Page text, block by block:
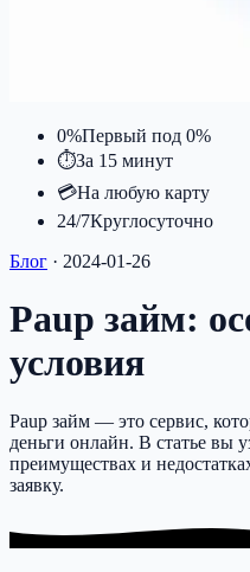
0%Первый под 0%
⏱За 15 минут
💳На любую карту
24/7Круглосуточно
Блог · 2024-01-26
Paup займ:
условия
Paup займ — это сервис,
деньги онлайн. В статье вы
преимуществах и
заявку.